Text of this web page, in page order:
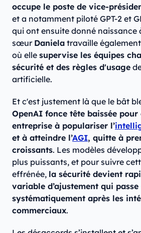
occupe le poste de vice-
et a notamment piloté GPT-2 et
qui ont ensuite donné naissance
sœur Daniela travaille
où elle supervise les équipes
sécurité et des règles d'usage
artificielle.
Et c'est justement là que le bât
OpenAI fonce tête baissée
entreprise à populariser l’
et à atteindre l’AGI, quitte à
croissants. Les modèles
plus puissants, et pour suivre
effrénée, la sécurité devient
variable d’ajustement qui passe
systématiquement après les
commerciaux.